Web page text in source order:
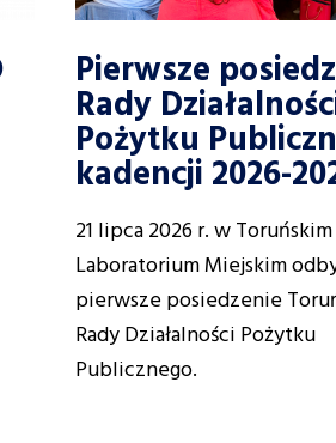
Pierwsze
Rady
Pożytku
kadencji 2026-
21 lipca 2026 r. w Toruńskim
Laboratorium Miejskim
pierwsze posiedzenie
Rady Działalności Pożytku
Publicznego.